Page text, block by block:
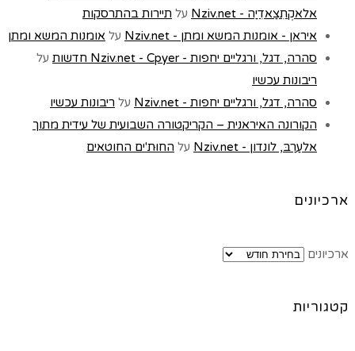
אלאקְתִצַאדִיַה - Nziv.net
על תיירות בהתרסקות
איראן - אומנות המשא ומתן - Nziv.net
על אומנות המשא ומתן
סהרה, דגל, ורגליים יחפות - Nziv.net - Cpyer חדשות
על
ריבונות עכשיו
סהרה, דגל, ורגליים יחפות - Nziv.net
על ריבונות עכשיו
הקורונה האיראנית – הקריקטורה השבועית של עידית מתוך
אלעַרַבּ, לונדון - Nziv.net
על החוּת'ים החוטאים
ארכיונים
ארכיונים
קטגוריות